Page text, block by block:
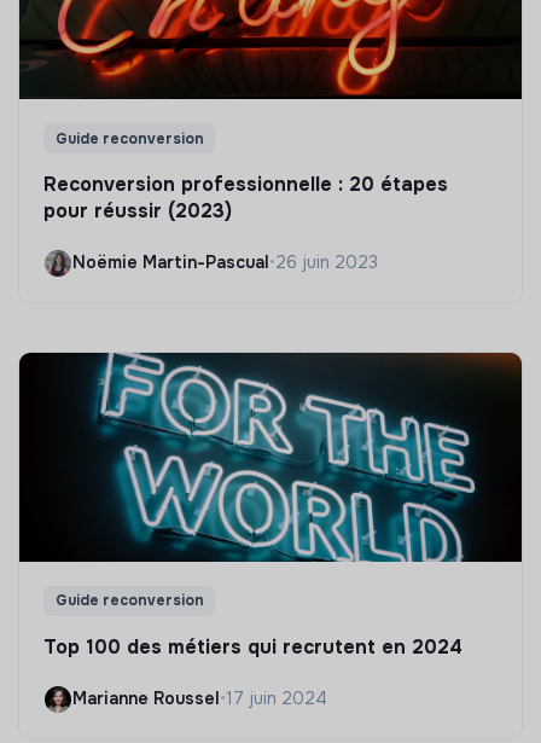
Guide reconversion
Reconversion professionnelle : 20 étapes
pour réussir (2023)
Noëmie Martin-Pascual •26 juin 2023
Guide reconversion
Top 100 des métiers qui recrutent en 2024
Marianne Roussel•17 juin 2024